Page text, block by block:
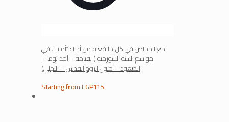
مع المخلص في كل ما فعله من أجلنا: تأملات في
مواسم السنة الليتورجية (القيامة – أحد توما –
الصعود – حلول الروح القدس – التجلي)
Starting fromEGP115